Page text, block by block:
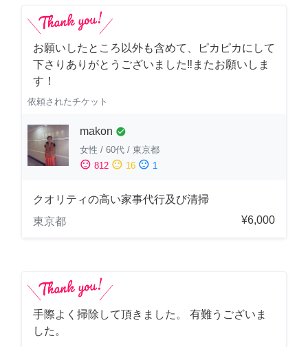
お願いしたところ以外も含めて、ピカピカにして
下さりありがとうございました‼️またお願いしま
す！
依頼されたチケット
makon check_circle
女性 / 60代 / 東京都
sentiment_satisfied 812 sentiment_neutral 16 sentiment_dissatisfied 1
クオリティの高い家事代行及び清掃
東京都
¥6,000
手際よく掃除して頂きました。 有難うございま
した。